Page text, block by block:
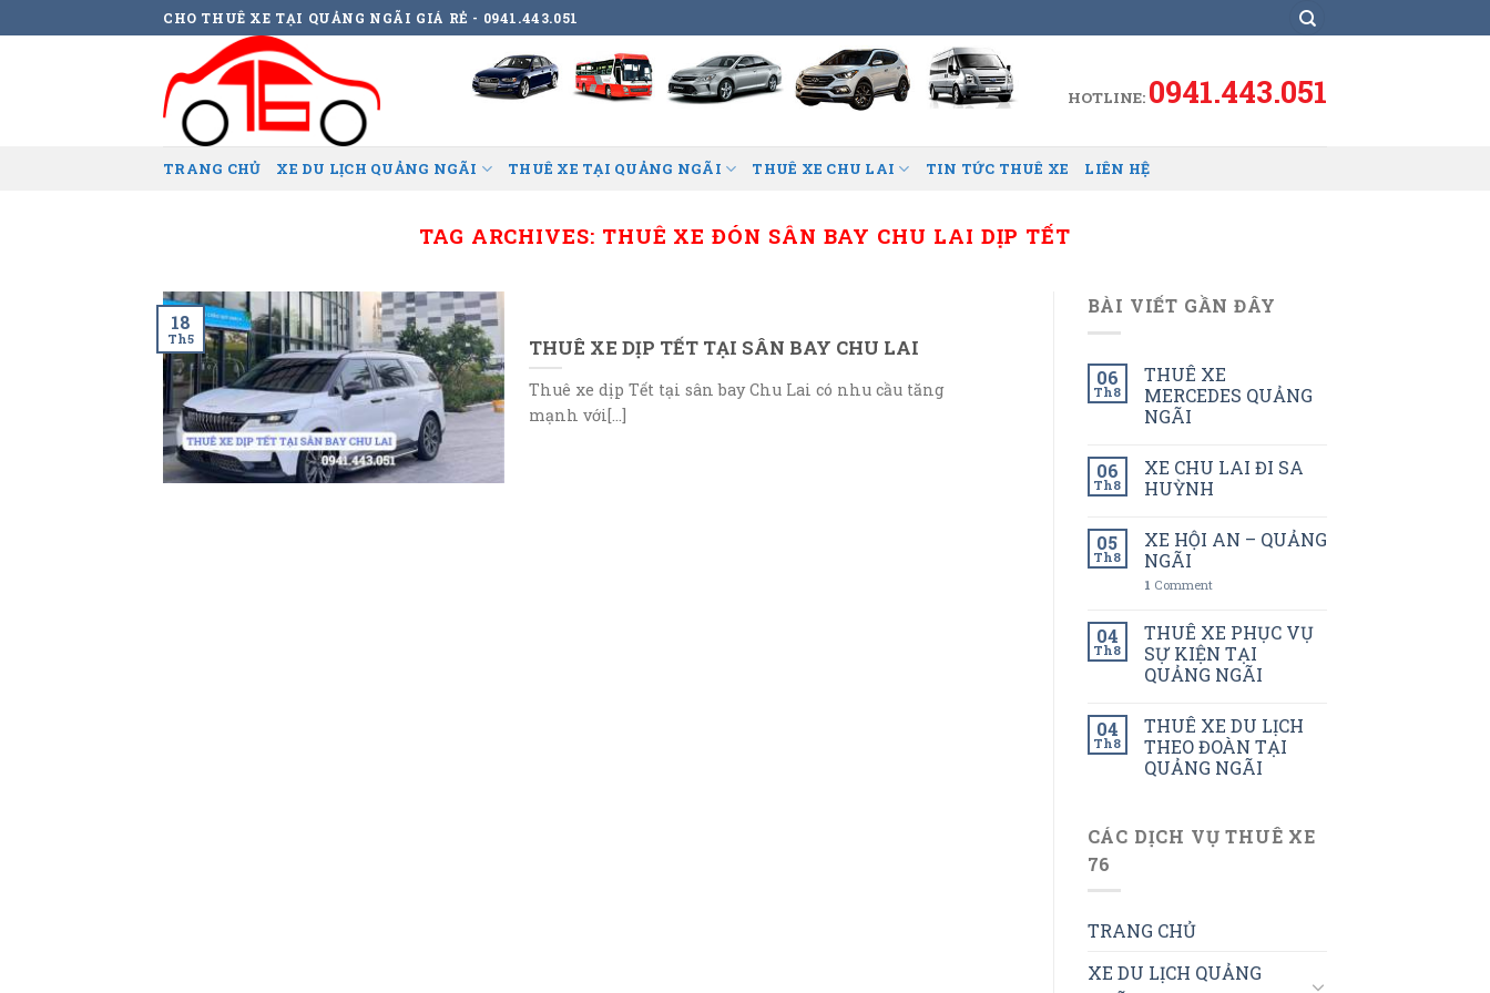
to
CHO THUÊ XE TẠI QUẢNG NGÃI GIÁ RẺ - 0941.443.051
HOTLINE: 0941.443.051
TRANG CHỦ XE DU LỊCH QUẢNG NGÃI THUÊ XE TẠI QUẢNG NGÃI THUÊ XE CHU LAI TIN TỨC THUÊ XE LIÊN HỆ
TAG ARCHIVES: THUÊ XE ĐÓN SÂN BAY CHU LAI DỊP TẾT
THUÊ XE DỊP TẾT TẠI SÂN BAY CHU LAI
Thuê xe dịp Tết tại sân bay Chu Lai có nhu cầu tăng
mạnh với[...]
18
Th5
BÀI VIẾT GẦN ĐÂY
06
Th8
THUÊ XE
MERCEDES QUẢNG
NGÃI
06
Th8
XE CHU LAI ĐI SA
HUỲNH
05
Th8
XE HỘI AN – QUẢNG
NGÃI
1 Comment
04
Th8
THUÊ XE PHỤC VỤ
SỰ KIỆN TẠI
QUẢNG NGÃI
04
Th8
THUÊ XE DU LỊCH
THEO ĐOÀN TẠI
QUẢNG NGÃI
CÁC DỊCH VỤ THUÊ XE
76
TRANG CHỦ
XE DU LỊCH QUẢNG